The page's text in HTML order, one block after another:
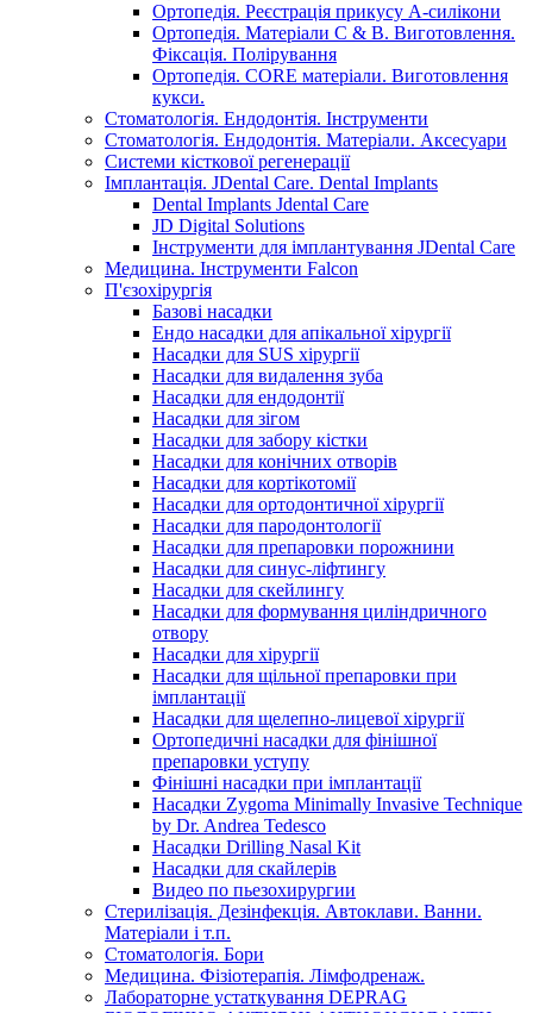
Ортопедія. Реєстрація прикусу А-силікони
Ортопедія. Матеріали C & B. Виготовлення.
Фіксація. Полірування
Ортопедія. CORE матеріали. Виготовлення
кукси.
Стоматологія. Ендодонтія. Інструменти
Стоматологія. Ендодонтія. Матеріали. Аксесуари
Системи кісткової регенерації
Імплантація. JDental Care. Dental Implants
Dental Implants Jdental Care
JD Digital Solutions
Інструменти для імплантування JDental Care
Медицина. Інструменти Falcon
П'єзохірургія
Базові насадки
Ендо насадки для апікальної хірургії
Насадки для SUS хірургії
Насадки для видалення зуба
Насадки для ендодонтії
Насадки для зігом
Насадки для забору кістки
Насадки для конічних отворів
Насадки для кортікотомії
Насадки для ортодонтичної хірургії
Насадки для пародонтології
Насадки для препаровки порожнини
Насадки для синус-ліфтингу
Насадки для скейлингу
Насадки для формування циліндричного
отвору
Насадки для хірургії
Насадки для щільної препаровки при
імплантації
Насадки для щелепно-лицевої хірургії
Ортопедичні насадки для фінішної
препаровки уступу
Фінішні насадки при імплантації
Насадки Zygoma Minimally Invasive Technique
by Dr. Andrea Tedesco
Насадки Drilling Nasal Kit
Насадки для скайлерів
Видео по пьезохирургии
Стерилізація. Дезінфекція. Автоклави. Ванни.
Матеріали і т.п.
Стоматологія. Бори
Медицина. Фізіотерапія. Лімфодренаж.
Лабораторне устаткування DEPRAG